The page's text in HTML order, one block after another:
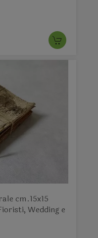
cm.15x15
Wedding e